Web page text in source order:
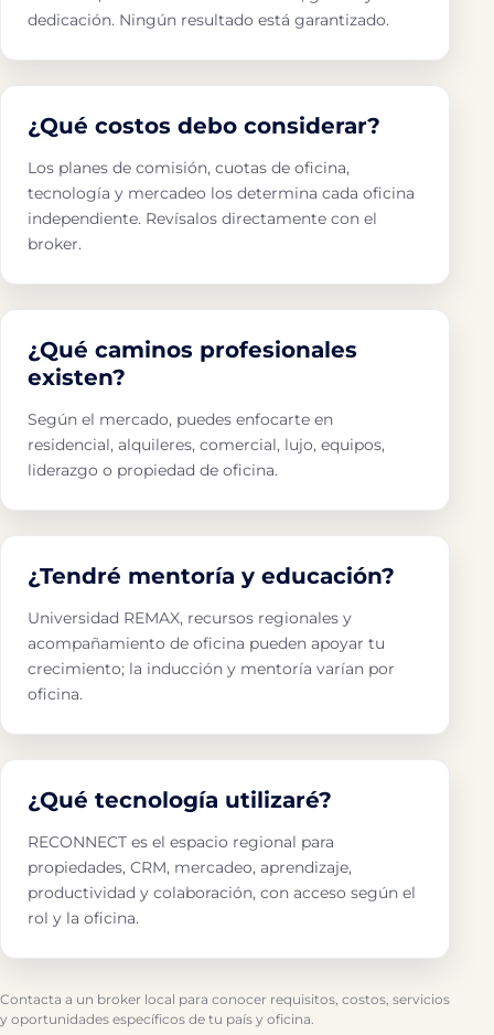
dedicación. Ningún resultado está garantizado.
¿Qué costos debo considerar?
Los planes de comisión, cuotas de oficina,
tecnología y mercadeo los determina cada oficina
independiente. Revísalos directamente con el
broker.
¿Qué caminos profesionales
existen?
Según el mercado, puedes enfocarte en
residencial, alquileres, comercial, lujo, equipos,
liderazgo o propiedad de oficina.
¿Tendré mentoría y educación?
Universidad REMAX, recursos regionales y
acompañamiento de oficina pueden apoyar tu
crecimiento; la inducción y mentoría varían por
oficina.
¿Qué tecnología utilizaré?
RECONNECT es el espacio regional para
propiedades, CRM, mercadeo, aprendizaje,
productividad y colaboración, con acceso según el
rol y la oficina.
Contacta a un broker local para conocer requisitos, costos, servicios
y oportunidades específicos de tu país y oficina.